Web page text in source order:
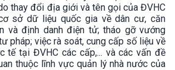
thay đổi địa giới và tên gọi của ĐVHC
sở dữ liệu quốc gia về dân cư, căn
và định danh điện tử; tháo gỡ vướng
pháp; việc rà soát, cung cấp số liệu về
tế tại ĐVHC các cấp,... và các vấn đề
thuộc lĩnh vực quản lý nhà nước của